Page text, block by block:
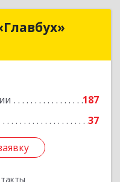
187
37
«Главбух»